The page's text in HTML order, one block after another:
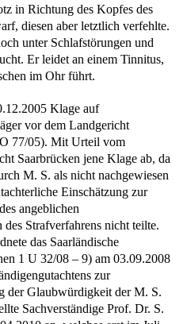
in Richtung des Kopfes des
diesen aber letztlich verfehlte.
unter Schlafstörungen und
Er leidet an einem Tinnitus,
im Ohr führt.
Klage auf
vor dem Landgericht
77/05). Mit Urteil vom
Saarbrücken jene Klage ab, da
M. S. als nicht nachgewiesen
Einschätzung zur
angeblichen
Strafverfahrens nicht teilte.
das Saarländische
1 U 32/08 – 9) am 03.09.2008
zur
der Glaubwürdigkeit der M. S.
Sachverständige Prof. Dr. S.